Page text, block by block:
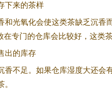
下来的茶样
和光氧化会使这类茶缺乏沉香
专门的仓库会比较好，这类茶
出的库存
不足。如果仓库湿度大还会